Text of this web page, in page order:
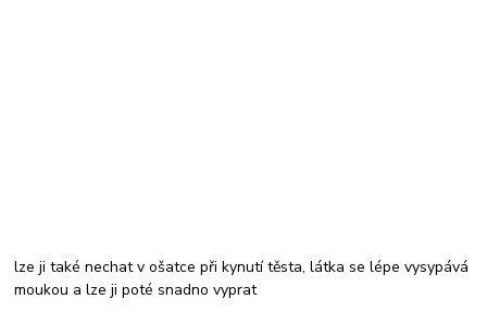
lze ji také nechat v ošatce při kynutí těsta, látka se lépe vysypává
moukou a lze ji poté snadno vyprat